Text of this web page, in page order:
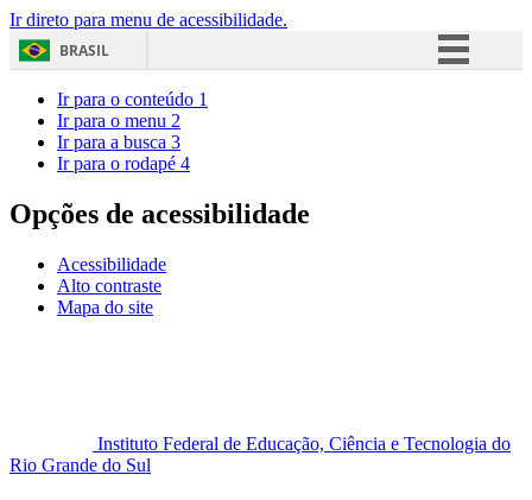
Ir direto para menu de acessibilidade.
BRASIL
Acesso à informação
Ir para o conteúdo 1
Ir para o menu 2
Ir para a busca 3
Ir para o rodapé 4
Opções de acessibilidade
Acessibilidade
Alto contraste
Mapa do site
Instituto Federal de Educação, Ciência e Tecnologia do
Rio Grande do Sul